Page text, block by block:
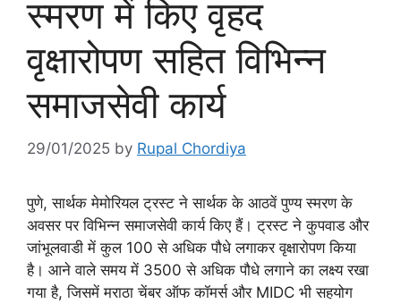
स्मरण में किए वृहद
वृक्षारोपण सहित विभिन्न
समाजसेवी कार्य
29/01/2025 by Rupal Chordiya
पुणे, सार्थक मेमोरियल ट्रस्ट ने सार्थक के आठवें पुण्य स्मरण के
अवसर पर विभिन्न समाजसेवी कार्य किए हैं। ट्रस्ट ने कुपवाड और
जांभूलवाडी में कुल 100 से अधिक पौधे लगाकर वृक्षारोपण किया
है। आने वाले समय में 3500 से अधिक पौधे लगाने का लक्ष्य रखा
गया है, जिसमें मराठा चेंबर ऑफ कॉमर्स और MIDC भी सहयोग